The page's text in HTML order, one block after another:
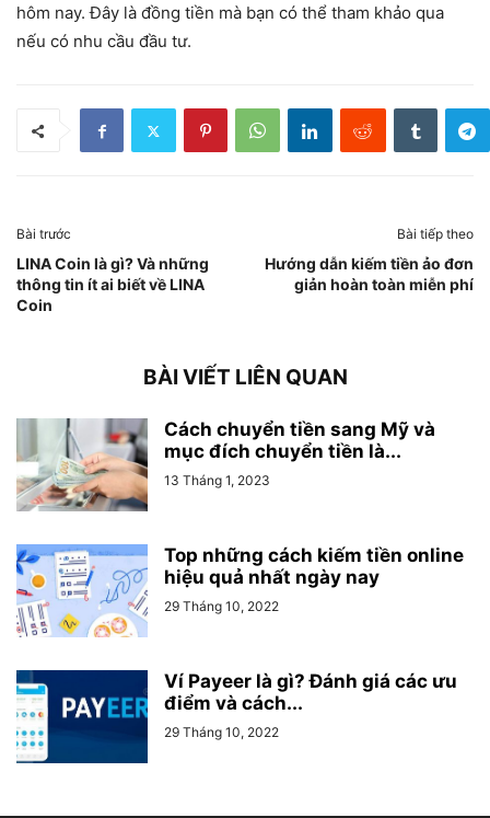
hôm nay. Đây là đồng tiền mà bạn có thể tham khảo qua
nếu có nhu cầu đầu tư.
Bài trước
LINA Coin là gì? Và những
thông tin ít ai biết về LINA
Coin
Bài tiếp theo
Hướng dẫn kiếm tiền ảo đơn
giản hoàn toàn miễn phí
BÀI VIẾT LIÊN QUAN
Cách chuyển tiền sang Mỹ và
mục đích chuyển tiền là...
13 Tháng 1, 2023
Top những cách kiếm tiền online
hiệu quả nhất ngày nay
29 Tháng 10, 2022
Ví Payeer là gì? Đánh giá các ưu
điểm và cách...
29 Tháng 10, 2022